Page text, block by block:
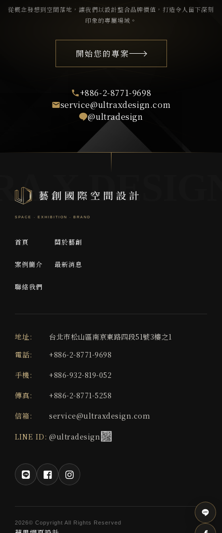
從概念發想到空間落地，讓我們以設計整合品牌價值，打造令人留下深刻
印象的專屬場域。
開始您的專案
+886-2-8771-9698
service@ultraxdesign.com
@ultradesign
首頁 關於藝創
案例簡介 最新消息
聯絡我們
地址:
台北市松山區南京東路四段51號3樓之1
電話:
+886-2-8771-9698
手機: +886-932-819-052
傳真: +886-2-8771-5258
信箱: service@ultraxdesign.com
LINE ID: @ultradesign
2026© Copyright All Rights Reserved